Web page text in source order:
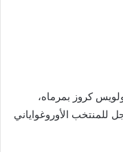
كروز بمرماه،
الدقائق 16 و59 و79، وسجل للمنتخب الأوروغواياني